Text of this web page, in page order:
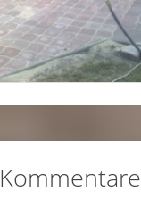
Kommentare